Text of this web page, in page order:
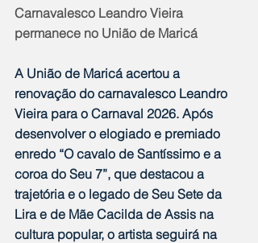
Carnavalesco Leandro Vieira
permanece no União de Maricá
A União de Maricá acertou a
renovação do carnavalesco Leandro
Vieira para o Carnaval 2026. Após
desenvolver o elogiado e premiado
enredo “O cavalo de Santíssimo e a
coroa do Seu 7”, que destacou a
trajetória e o legado de Seu Sete da
Lira e de Mãe Cacilda de Assis na
cultura popular, o artista seguirá na